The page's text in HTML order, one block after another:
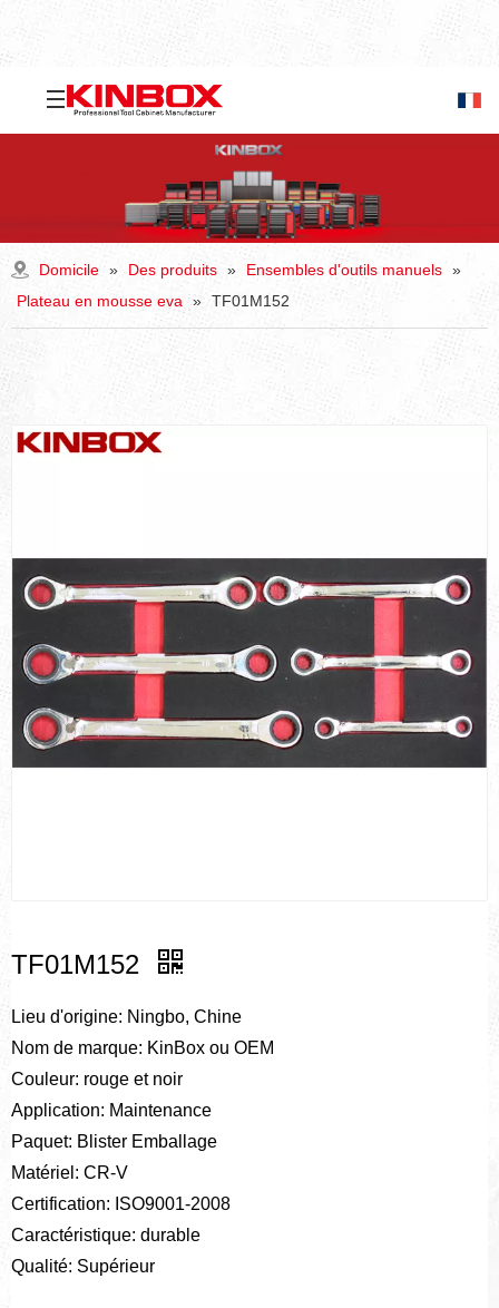
Domicile » Des produits » Ensembles d'outils manuels »
Plateau en mousse eva » TF01M152
TF01M152
Lieu d'origine: Ningbo, Chine
Nom de marque: KinBox ou OEM
Couleur: rouge et noir
Application: Maintenance
Paquet: Blister Emballage
Matériel: CR-V
Certification: ISO9001-2008
Caractéristique: durable
Qualité: Supérieur